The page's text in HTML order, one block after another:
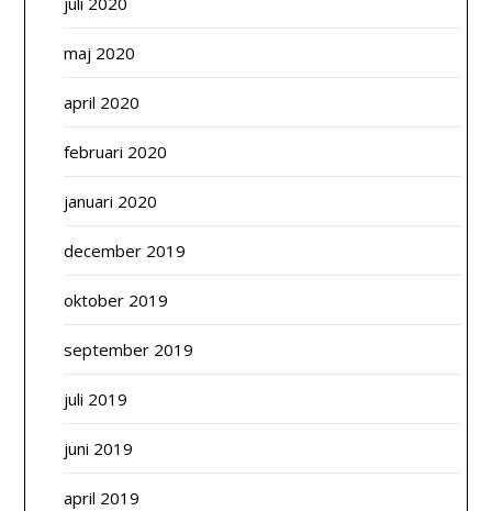
maj 2020
april 2020
februari 2020
januari 2020
december 2019
oktober 2019
september 2019
juli 2019
juni 2019
april 2019